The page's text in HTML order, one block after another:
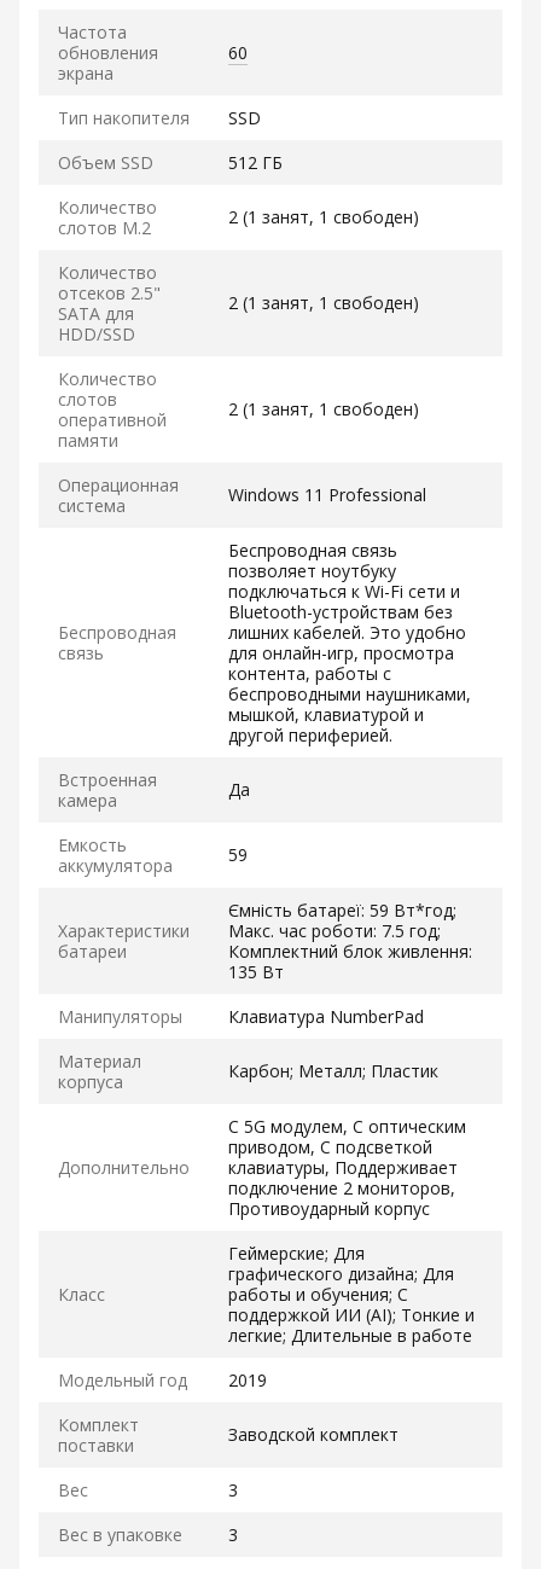
Частота
обновления
экрана
60
Тип накопителя
SSD
Объем SSD
512 ГБ
Количество
слотов M.2
2 (1 занят, 1 свободен)
Количество
отсеков 2.5"
SATA для
HDD/SSD
2 (1 занят, 1 свободен)
Количество
слотов
оперативной
памяти
2 (1 занят, 1 свободен)
Операционная
система
Windows 11 Professional
Беспроводная
связь
Беспроводная связь
позволяет ноутбуку
подключаться к Wi-Fi сети и
Bluetooth-устройствам без
лишних кабелей. Это удобно
для онлайн-игр, просмотра
контента, работы с
беспроводными наушниками,
мышкой, клавиатурой и
другой периферией.
Встроенная
камера
Да
Емкость
аккумулятора
59
Характеристики
батареи
Ємність батареї: 59 Вт*год;
Макс. час роботи: 7.5 год;
Комплектний блок живлення:
135 Вт
Манипуляторы
Клавиатура NumberPad
Материал
корпуса
Карбон; Металл; Пластик
Дополнительно
С 5G модулем, С оптическим
приводом, С подсветкой
клавиатуры, Поддерживает
подключение 2 мониторов,
Противоударный корпус
Класс
Геймерские; Для
графического дизайна; Для
работы и обучения; С
поддержкой ИИ (AI); Тонкие и
легкие; Длительные в работе
Модельный год
2019
Комплект
поставки
Заводской комплект
Вес
3
Вес в упаковке
3